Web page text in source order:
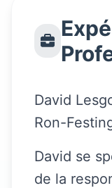
David
Ron-
David se
de la